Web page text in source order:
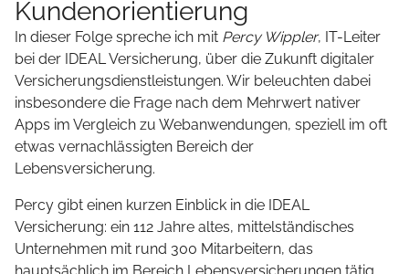
Kundenorientierung
In dieser Folge spreche ich mit Percy Wippler, IT-Leiter
bei der IDEAL Versicherung, über die Zukunft digitaler
Versicherungsdienstleistungen. Wir beleuchten dabei
insbesondere die Frage nach dem Mehrwert nativer
Apps im Vergleich zu Webanwendungen, speziell im oft
etwas vernachlässigten Bereich der
Lebensversicherung.
Percy gibt einen kurzen Einblick in die IDEAL
Versicherung: ein 112 Jahre altes, mittelständisches
Unternehmen mit rund 300 Mitarbeitern, das